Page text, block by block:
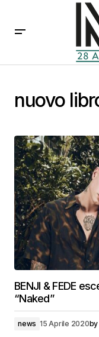
nuovo
BENJI & FEDE
“Naked”
news 15 Aprile 2020by